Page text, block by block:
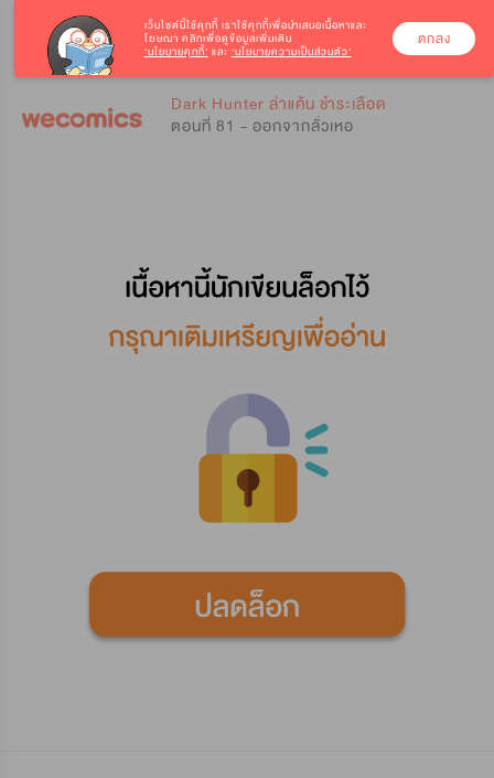
Dark Hunter ล่าแค้น ชำระเลือด
ตอนที่ 81 - ออกจากลั่วเหอ
เว็บไซต์นี้ใช้คุกกี้ เราใช้คุกกี้เพื่อนำเสนอเนื้อหาและ
โฆษณา คลิกเพื่อดูข้อมูลเพิ่มเติม
‘นโยบายคุกกี้’ และ ‘นโยบายความเป็นส่วนตัว’
ตกลง